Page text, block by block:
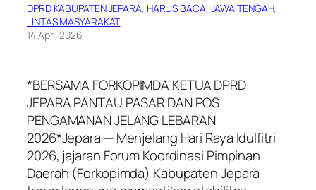
DPRD KABUPATEN JEPARA, HARUS BACA, JAWA TENGAH
LINTAS MASYARAKAT
14 April 2026
*BERSAMA FORKOPIMDA KETUA DPRD
JEPARA PANTAU PASAR DAN POS
PENGAMANAN JELANG LEBARAN
2026*Jepara — Menjelang Hari Raya Idulfitri
2026, jajaran Forum Koordinasi Pimpinan
Daerah (Forkopimda) Kabupaten Jepara